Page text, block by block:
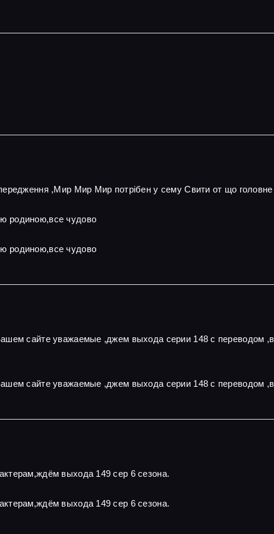
,Мир Мир Мир потрібен у сему Свити от що головне
родиною,все чудово
родиною,все чудово
сайте уважаемые ,джем выхода серии 148 с переводом
сайте уважаемые ,джем выхода серии 148 с переводом
выхода 149 сер 6 сезона.
выхода 149 сер 6 сезона.